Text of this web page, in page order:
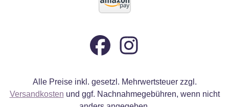
Alle Preise inkl. gesetzl. Mehrwertsteuer zzgl.
Versandkosten und ggf. Nachnahmegebühren, wenn nicht